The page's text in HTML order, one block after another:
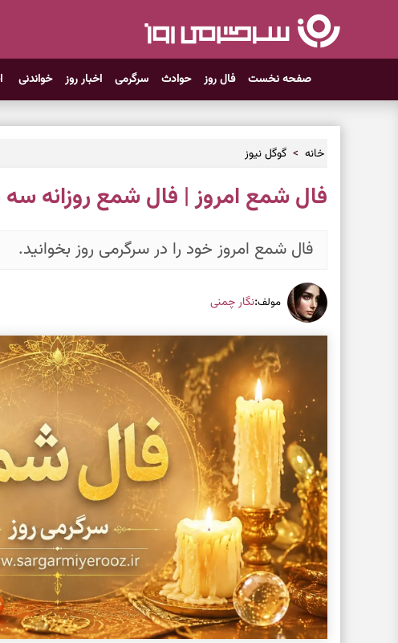
صفحه نخست فال روز حوادث سرگرمی اخبار روز خواندنی
خانه گوگل نیوز
فال شمع امروز | فال شمع روزانه سه شنبه ۲۹
فال شمع امروز خود را در سرگرمی روز بخوانید.
مولف:نگار چمنی